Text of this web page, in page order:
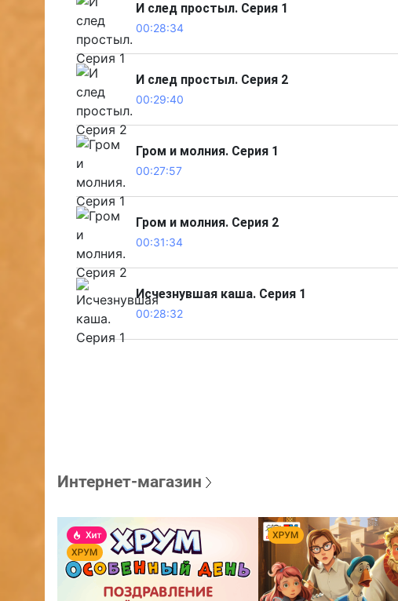
И след простыл. Серия 1
00:28:34
И след простыл. Серия 2
00:29:40
Гром и молния. Серия 1
00:27:57
Гром и молния. Серия 2
00:31:34
Исчезнувшая каша. Серия 1
00:28:32
Интернет-магазин